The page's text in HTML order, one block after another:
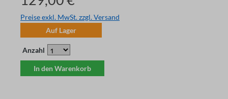
Preise exkl. MwSt. zzgl. Versand
Auf Lager
Anzahl
In den Warenkorb